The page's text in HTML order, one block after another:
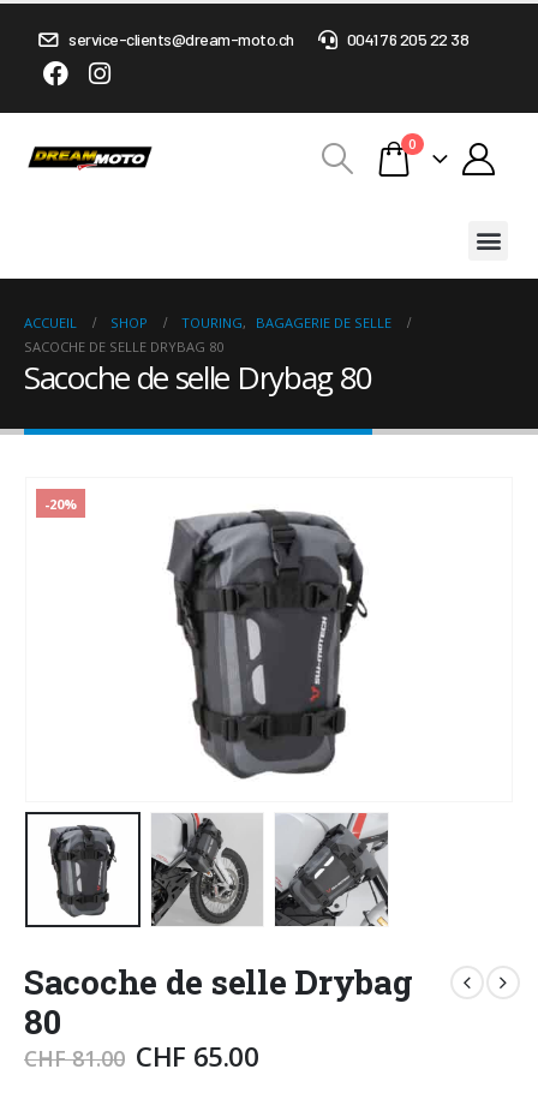
service-clients@dream-moto.ch 0041 76 205 22 38
0
ACCUEIL SHOP TOURING,
BAGAGERIE DE SELLE
SACOCHE DE SELLE DRYBAG 80
Sacoche de selle Drybag 80
-20%
Sacoche de selle Drybag
80
CHF81.00 CHF 65.00